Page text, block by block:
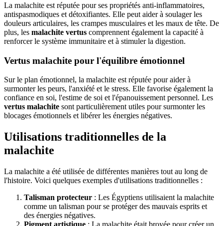
La malachite est réputée pour ses propriétés anti-inflammatoires,
antispasmodiques et détoxifiantes. Elle peut aider à soulager les
douleurs articulaires, les crampes musculaires et les maux de tête. De
plus, les malachite vertus comprennent également la capacité à
renforcer le système immunitaire et à stimuler la digestion.
Vertus malachite pour l'équilibre émotionnel
Sur le plan émotionnel, la malachite est réputée pour aider à
surmonter les peurs, l'anxiété et le stress. Elle favorise également la
confiance en soi, l'estime de soi et l'épanouissement personnel. Les
vertus malachite sont particulièrement utiles pour surmonter les
blocages émotionnels et libérer les énergies négatives.
Utilisations traditionnelles de la
malachite
La malachite a été utilisée de différentes manières tout au long de
l'histoire. Voici quelques exemples d'utilisations traditionnelles :
Talisman protecteur : Les Égyptiens utilisaient la malachite
comme un talisman pour se protéger des mauvais esprits et
des énergies négatives.